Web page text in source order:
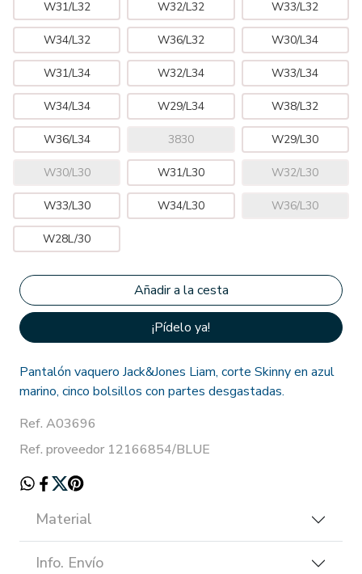
W31/L32 W32/L32 W33/L32
W34/L32 W36/L32 W30/L34
W31/L34 W32/L34 W33/L34
W34/L34 W29/L34 W38/L32
W36/L34 3830 W29/L30
W30/L30 W31/L30 W32/L30
W33/L30 W34/L30 W36/L30
W28L/30
¡Pídelo ya!
Pantalón vaquero Jack&Jones Liam, corte Skinny en azul
marino, cinco bolsillos con partes desgastadas.
Ref. A03696
Ref. proveedor 12166854/BLUE
Material
Info. Envío